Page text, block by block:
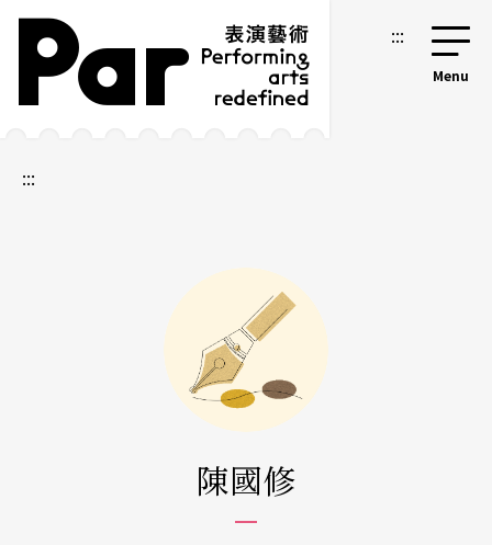
跳到主要內容區塊
網站導覽 :::
:::
陳國修